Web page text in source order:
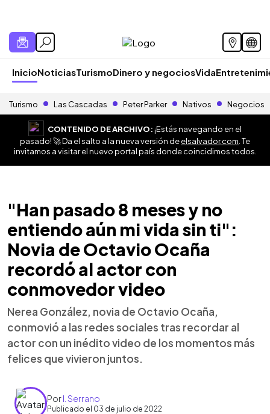
InicioNoticiasTurismoDinero y negociosVida
Turismo Las Cascadas Peter Parker Nativos Negocios
CONTENIDO DE ARCHIVO:¡Estás navegando en el
pasado! 🚀 Da el salto a la nueva versión deelsalvador.com . Te
invitamos a visitar el nuevo portal país donde coincidimos todos.
"Han pasado 8 meses y no
entiendo aún mi vida sin ti":
Novia de Octavio Ocaña
recordó al actor con
conmovedor video
Nerea González, novia de Octavio Ocaña,
conmovió a las redes sociales tras recordar al
actor con un inédito video de los momentos más
felices que vivieron juntos.
PorI. Serrano
Publicado el 03 de julio de 2022